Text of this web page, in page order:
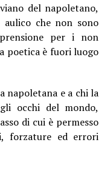
del napoletano,
che non sono
per i non
poetica è fuori luogo
napoletana e a chi la
occhi del mondo,
di cui è permesso
forzature ed errori